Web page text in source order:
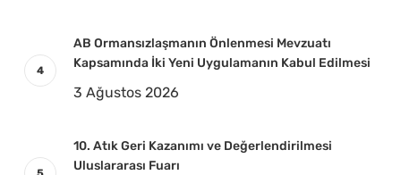
AB Ormansızlaşmanın Önlenmesi Mevzuatı
Kapsamında İki Yeni Uygulamanın Kabul Edilmesi
3 Ağustos 2026
10. Atık Geri Kazanımı ve Değerlendirilmesi
Uluslararası Fuarı